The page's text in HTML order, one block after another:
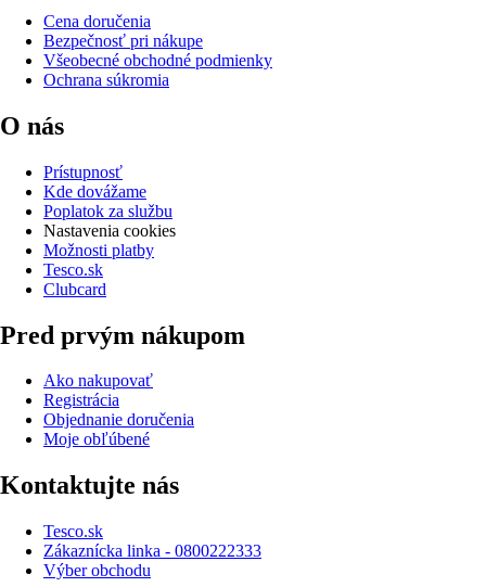
Cena doručenia
Bezpečnosť pri nákupe
Všeobecné obchodné podmienky
Ochrana súkromia
O nás
Prístupnosť
Kde dovážame
Poplatok za službu
Nastavenia cookies
Možnosti platby
Tesco.sk
Clubcard
Pred prvým nákupom
Ako nakupovať
Registrácia
Objednanie doručenia
Moje obľúbené
Kontaktujte nás
Tesco.sk
Zákaznícka linka - 0800222333
Výber obchodu